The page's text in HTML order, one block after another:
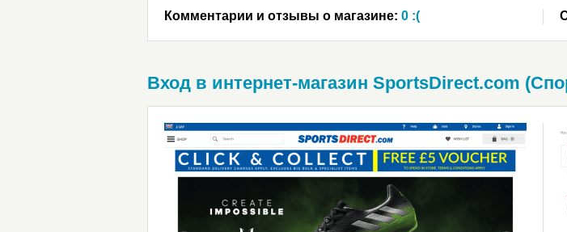
Комментарии и отзывы о магазине: 0 :(
Вход в интернет-магазин SportsDirect.com